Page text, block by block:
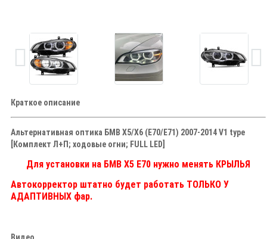
Краткое описание
Альтернативная оптика БМВ Х5/Х6 (Е70/Е71) 2007-2014 V1 type
[Комплект Л+П; ходовые огни; FULL LED]
Для установки на БМВ Х5 Е70 нужно менять КРЫЛЬЯ
Автокорректор штатно будет работать ТОЛЬКО У
АДАПТИВНЫХ фар.